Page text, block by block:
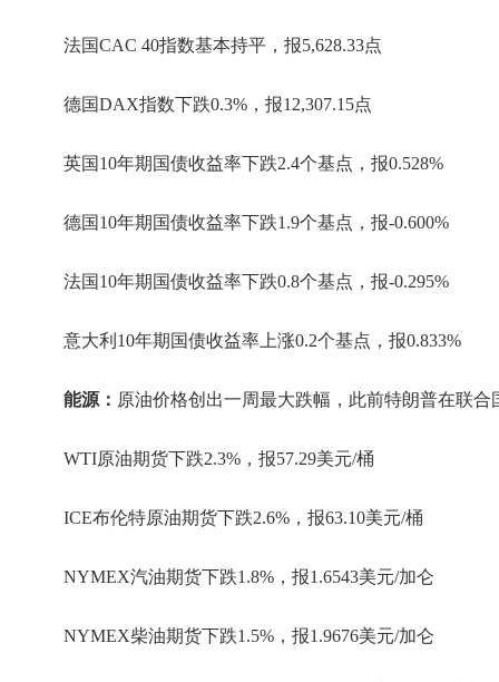
法国CAC 40指数基本持平，报5,628.33点
德国DAX指数下跌0.3%，报12,307.15点
英国10年期国债收益率下跌2.4个基点，报0.528%
德国10年期国债收益率下跌1.9个基点，报-0.600%
法国10年期国债收益率下跌0.8个基点，报-0.295%
意大利10年期国债收益率上涨0.2个基点，报0.833%
能源： 原油价格创出一周最大跌幅，此前特朗普在联
WTI原油期货下跌2.3%，报57.29美元/桶
ICE布伦特原油期货下跌2.6%，报63.10美元/桶
NYMEX汽油期货下跌1.8%，报1.6543美元/加仑
NYMEX柴油期货下跌1.5%，报1.9676美元/加仑